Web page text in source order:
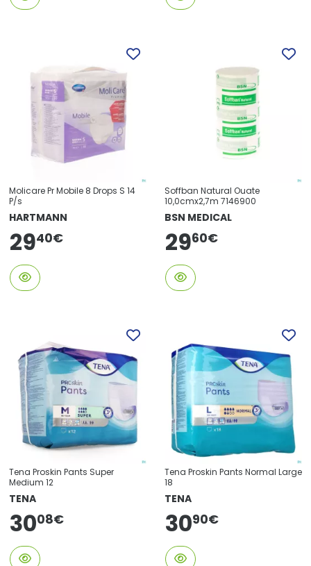
Molicare Pr Mobile 8 Drops S 14
P/s
HARTMANN
2940€
Soffban Natural Ouate
10,0cmx2,7m 7146900
BSN MEDICAL
2960€
Tena Proskin Pants Super
Medium 12
TENA
3008€
Tena Proskin Pants Normal Large
18
TENA
3090€